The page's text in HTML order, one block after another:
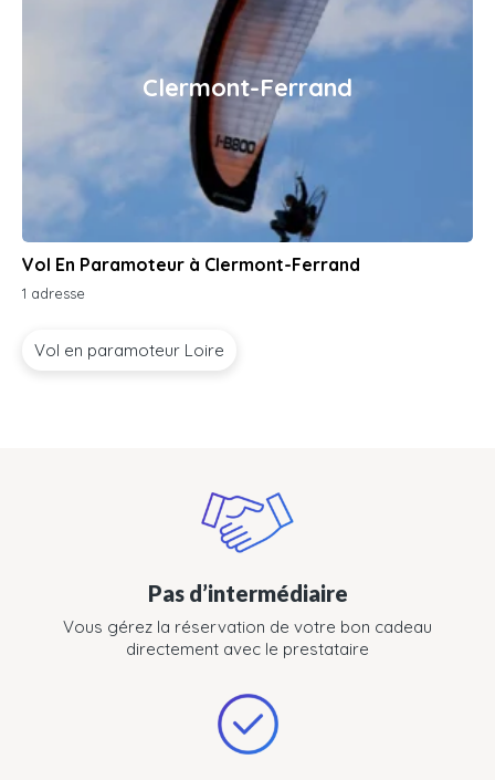
Clermont-Ferrand
Vol En Paramoteur à Clermont-Ferrand
1 adresse
Vol en paramoteur Loire
Pas d’intermédiaire
Vous gérez la réservation de votre bon cadeau
directement avec le prestataire